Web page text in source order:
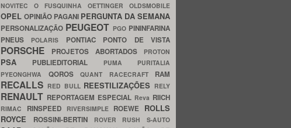
NOVITEC O FUSQUINHA OETTINGER OLDSMOBILE
OPEL OPINIÃO PAGANI PERGUNTA DA SEMANA
PERSONALIZAÇÃO PEUGEOT PGO PININFARINA
PNEUS
POLARIS PONTIAC PONTO DE VISTA
PORSCHE PROJETOS ABORTADOS PROTON
PSA PUBLIEDITORIAL PUMA PURITALIA
PYEONGHWA QOROS QUANT RACECRAFT RAM
RECALLS RED BULL REESTILIZAÇÕES RELY
RENAULT REPORTAGEM ESPECIAL Reva RIICH
RIMAC RINSPEED RIVERSIMPLE ROEWE ROLLS
ROYCE
ROSSINI-BERTIN ROVER RUSH S-AUTO